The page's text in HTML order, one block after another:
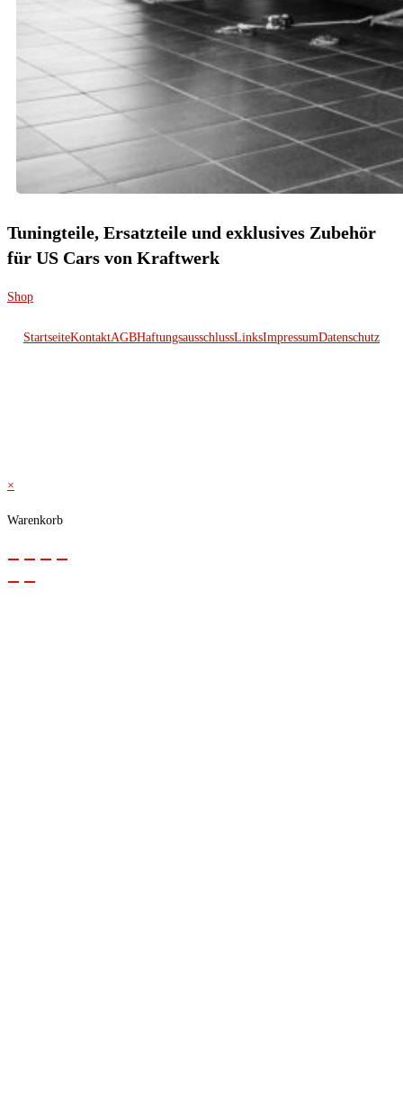
Tuningteile, Ersatzteile und exklusives Zubehör
für US Cars von Kraftwerk
Shop
StartseiteKontaktAGBHaftungsausschlussLinksImpressumDatenschutz
×
Warenkorb